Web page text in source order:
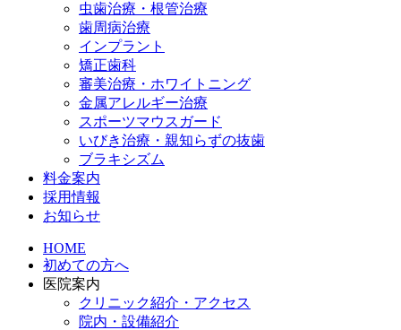
虫歯治療・根管治療
歯周病治療
インプラント
矯正歯科
審美治療・ホワイトニング
金属アレルギー治療
スポーツマウスガード
いびき治療・親知らずの抜歯
ブラキシズム
料金案内
採用情報
お知らせ
HOME
初めての方へ
医院案内
クリニック紹介・アクセス
院内・設備紹介